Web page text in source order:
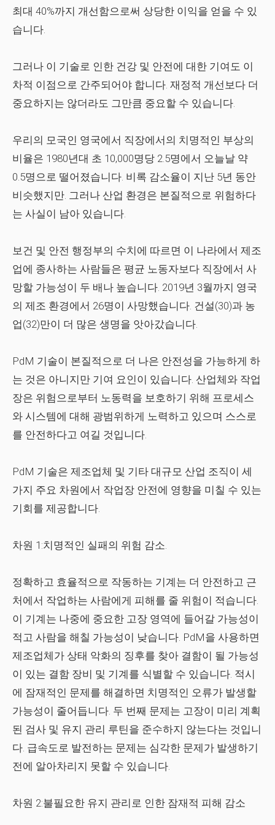
최대 40%까지 개선함으로써 상당한 이익을 얻을 수 있
습니다.
그러나 이 기술로 인한 건강 및 안전에 대한 기여도 이
차적 이점으로 간주되어야 합니다. 재정적 개선보다 더
중요하지는 않더라도 그만큼 중요할 수 있습니다.
우리의 모국인 영국에서 직장에서의 치명적인 부상의
비율은 1980년대 초 10,000명당 2.5명에서 오늘날 약
0.5명으로 떨어졌습니다. 비록 감소율이 지난 5년 동안
비슷했지만. 그러나 산업 환경은 본질적으로 위험하다
는 사실이 남아 있습니다.
보건 및 안전 행정부의 수치에 따르면 이 나라에서 제조
업에 종사하는 사람들은 평균 노동자보다 직장에서 사
망할 가능성이 두 배나 높습니다. 2019년 3월까지 영국
의 제조 환경에서 26명이 사망했습니다. 건설(30)과 농
업(32)만이 더 많은 생명을 앗아갔습니다.
PdM 기술이 본질적으로 더 나은 안전성을 가능하게 하
는 것은 아니지만 기여 요인이 있습니다. 산업체와 작업
장은 위험으로부터 노동력을 보호하기 위해 프로세스
와 시스템에 대해 광범위하게 노력하고 있으며 스스로
를 안전하다고 여길 것입니다.
PdM 기술은 제조업체 및 기타 대규모 산업 조직이 세
가지 주요 차원에서 작업장 안전에 영향을 미칠 수 있는
기회를 제공합니다.
차원 1:치명적인 실패의 위험 감소.
정확하고 효율적으로 작동하는 기계는 더 안전하고 근
처에서 작업하는 사람에게 피해를 줄 위험이 적습니다.
이 기계는 나중에 중요한 고장 영역에 들어갈 가능성이
적고 사람을 해칠 가능성이 낮습니다. PdM을 사용하면
제조업체가 상태 악화의 징후를 찾아 결함이 될 가능성
이 있는 결함 장비 및 기계를 식별할 수 있습니다. 적시
에 잠재적인 문제를 해결하면 치명적인 오류가 발생할
가능성이 줄어듭니다. 두 번째 문제는 고장이 미리 계획
된 검사 및 유지 관리 루틴을 준수하지 않는다는 것입니
다. 급속도로 발전하는 문제는 심각한 문제가 발생하기
전에 알아차리지 못할 수 있습니다.
차원 2:불필요한 유지 관리로 인한 잠재적 피해 감소